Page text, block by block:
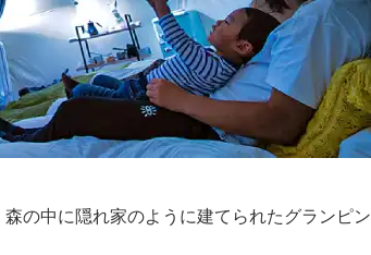
の中に隠れ家のように建てられたグランピン